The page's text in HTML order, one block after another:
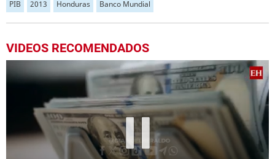
PIB 2013 Honduras Banco Mundial
VIDEOS RECOMENDADOS